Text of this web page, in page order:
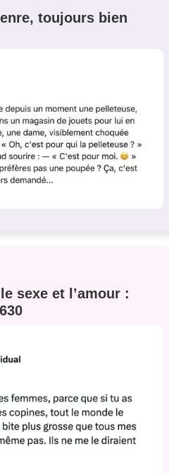
toujours bien
sexe et l’amour :